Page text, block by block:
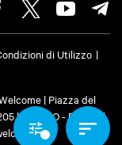
di Utilizzo
| Piazza del
| REA: BO - 573761 |
|